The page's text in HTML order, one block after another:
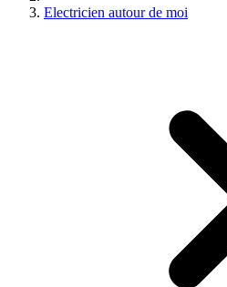
Electricien autour de moi